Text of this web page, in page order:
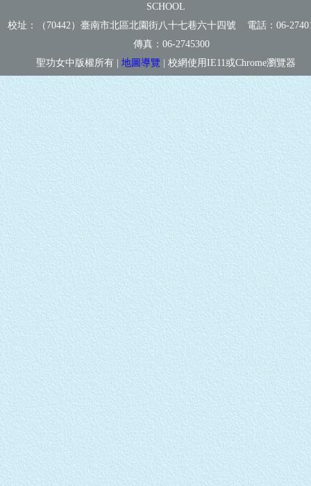
SCHOOL
校址：（70442）臺南市北區北園街八十七巷六十四號 電話：06-
傳真： 06-2745300
聖功女中版權所有 | 地圖導覽 | 校網使用IE11或Chrome瀏覽器